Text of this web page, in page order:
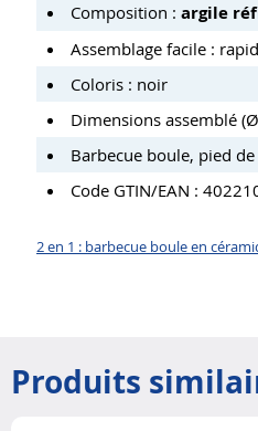
Composition : argile
Assemblage facile :
Coloris : noir
Dimensions assemblé
Barbecue boule, pied
Code GTIN/EAN :
2 en 1 : barbecue boule en
Produits